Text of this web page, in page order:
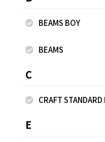
nano・universe
西宮ガーデンズ
152cm
BEAMS BOY
BEAMS
C
CRAFT
E